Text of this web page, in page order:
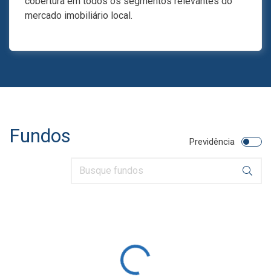
mercado imobiliário local.
Fundos Previdência